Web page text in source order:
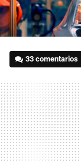
33 comentarios